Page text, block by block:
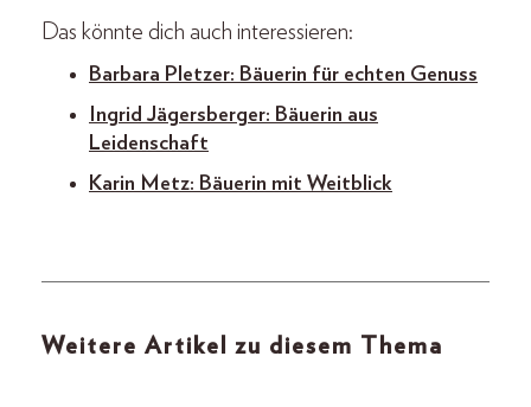
Das könnte dich auch interessieren:
Barbara Pletzer: Bäuerin für echten Genuss
Ingrid Jägersberger: Bäuerin aus
Leidenschaft
Karin Metz: Bäuerin mit Weitblick
Weitere Artikel zu diesem Thema